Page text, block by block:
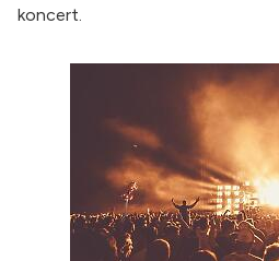
koncert.